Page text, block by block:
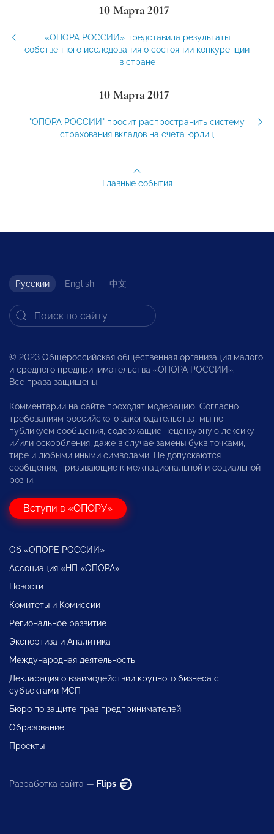
10 Марта 2017
«ОПОРА РОССИИ» представила результаты
собственного исследования о состоянии конкуренции
в стране
10 Марта 2017
"ОПОРА РОССИИ" просит распространить систему
страхования вкладов на счета юрлиц
Главные события
Русский English 中文
© 2023 Общероссийская общественная организация малого
и среднего предпринимательства «ОПОРА РОССИИ».
Все права защищены.
Комментарии на сайте проходят модерацию. Согласно
требованиям российского законодательства, мы не
публикуем сообщения, содержащие нецензурную лексику
и/или оскорбления, даже в случае замены букв точками,
тире и любыми иными символами. Не допускаются
сообщения, призывающие к межнациональной и социальной
розни.
Вступи в «ОПОРУ»
Об «ОПОРЕ РОССИИ»
Ассоциация «НП «ОПОРА»
Новости
Комитеты и Комиссии
Региональное развитие
Экспертиза и Аналитика
Международная деятельность
Декларация о взаимодействии крупного бизнеса с
субъектами МСП
Бюро по защите прав предпринимателей
Образование
Проекты
Разработка сайта — Flips